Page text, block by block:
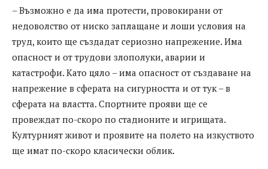
– Възможно е да има протести, провокирани от
недоволство от ниско заплащане и лоши условия на
труд, които ще създадат сериозно напрежение. Има
опасност и от трудови злополуки, аварии и
катастрофи. Като цяло – има опасност от създаване на
напрежение в сферата на сигурността и от тук – в
сферата на властта. Спортните прояви ще се
провеждат по-скоро по стадионите и игрищата.
Културният живот и проявите на полето на изкуството
ще имат по-скоро класически облик.